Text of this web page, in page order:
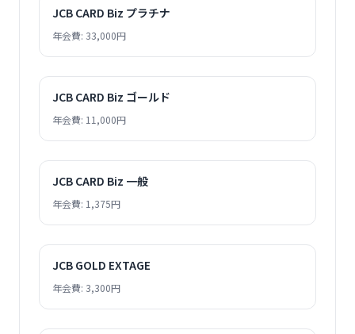
JCB CARD Biz プラチナ
年会費: 33,000円
JCB CARD Biz ゴールド
年会費: 11,000円
JCB CARD Biz 一般
年会費: 1,375円
JCB GOLD EXTAGE
年会費: 3,300円